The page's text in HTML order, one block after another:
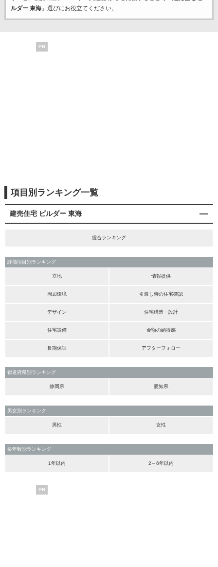
ルダー 東海」選びにお役立てください。
PR
項目別ランキング一覧
建売住宅 ビルダー 東海
総合ランキング
評価項目別ランキング
立地 情報提供
周辺環境 引渡し時の住宅確認
デザイン 住宅構造・設計
住宅設備 金額の納得感
長期保証 アフターフォロー
都道府県別ランキング
静岡県 愛知県
男女別ランキング
男性 女性
築年数別ランキング
1年以内 2～6年以内
PR